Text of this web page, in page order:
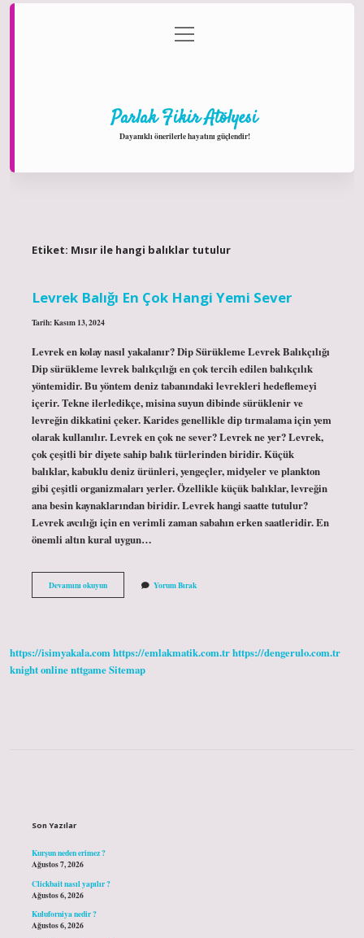
Gizlilik Politikası
menüyü
aç
Parlak Fikir Atölyesi
Dayanıklı önerilerle hayatını güçlendir!
Etiket: Mısır ile hangi balıklar tutulur
Levrek Balığı En Çok Hangi Yemi Sever
Tarih: Kasım 13, 2024
Levrek en kolay nasıl yakalanır? Dip Sürükleme Levrek Balıkçılığı
Dip sürükleme levrek balıkçılığı en çok tercih edilen balıkçılık
yöntemidir. Bu yöntem deniz tabanındaki levrekleri hedeflemeyi
içerir. Tekne ilerledikçe, misina suyun dibinde sürüklenir ve
levreğin dikkatini çeker. Karides genellikle dip tırmalama için yem
olarak kullanılır. Levrek en çok ne sever? Levrek ne yer? Levrek,
çok çeşitli bir diyete sahip balık türlerinden biridir. Küçük
balıklar, kabuklu deniz ürünleri, yengeçler, midyeler ve plankton
gibi çeşitli organizmaları yerler. Özellikle küçük balıklar, levreğin
ana besin kaynaklarından biridir. Levrek hangi saatte tutulur?
Levrek avcılığı için en verimli zaman sabahın erken saatleridir. En
önemli altın kural uygun…
Devamını okuyunLevrek
Balığı
Sever
Yorum Bırak
https://isimyakala.comhttps://emlakmatik.com.trhttps://dengerulo.com.tr
knight onlinenttgameSitemap
Son Yazılar
Kurşun neden erimez ?
Ağustos 7, 2026
Clickbait nasıl yapılır ?
Ağustos 6, 2026
Kuluforniya nedir ?
Ağustos 6, 2026